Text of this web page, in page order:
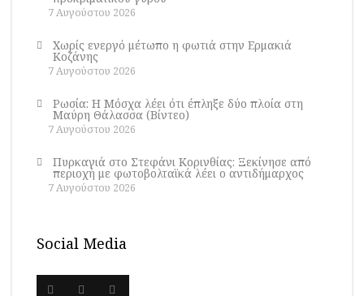
7 Αυγούστου 2026
Χωρίς ενεργό μέτωπο η φωτιά στην Ερμακιά
Κοζάνης
7 Αυγούστου 2026
Ρωσία: Η Μόσχα λέει ότι έπληξε δύο πλοία στη
Μαύρη Θάλασσα (Βίντεο)
7 Αυγούστου 2026
Πυρκαγιά στο Στεφάνι Κορινθίας: Ξεκίνησε από
περιοχή με φωτοβολταϊκά λέει ο αντιδήμαρχος
7 Αυγούστου 2026
Social Media